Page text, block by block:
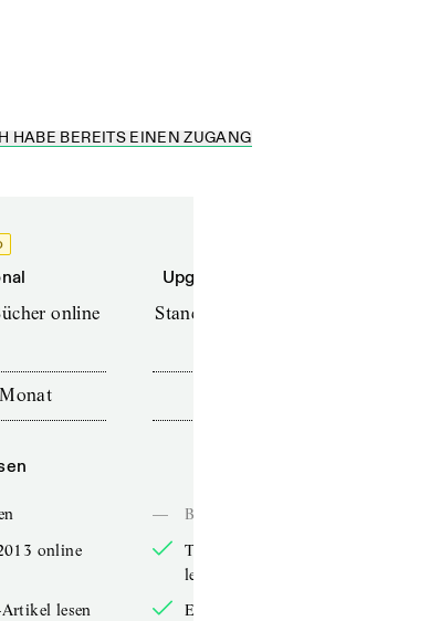
HABE BEREITS EINEN ZUGANG
online
Monat
online
lesen
Upgrade für Printabonnenten
Standard (TdZ+) – Zeitschriften
—
Bücher online lesen
TdZ-Artikel seit 2013 online
lesen
Exklusive Online-Artikel lesen